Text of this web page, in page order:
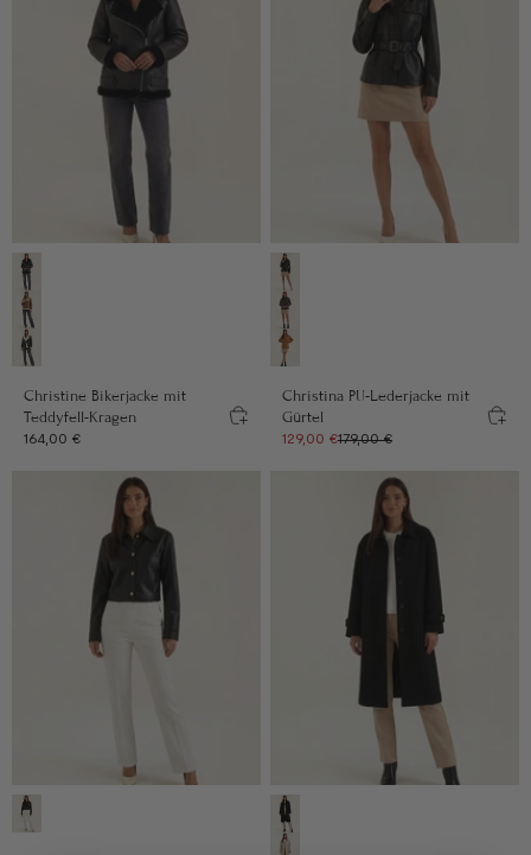
Farbe
Schwarz
Camel
Weiß
Christine Bikerjacke mit
Teddyfell-Kragen
Angebot
164,00 €
Farbe
Schwarz
Mokka
Camel
Christina PU-Lederjacke mit
Gürtel
Angebot
129,00 €Regulärer Preis
179,00 €
Farbe
Schwarz
Farbe
Schwarz